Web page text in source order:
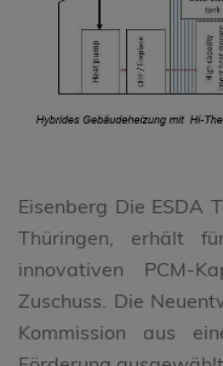
Eisenberg Die ESDA
Thüringen, erhält
innovativen PCM-
Zuschuss. Die
Kommission aus